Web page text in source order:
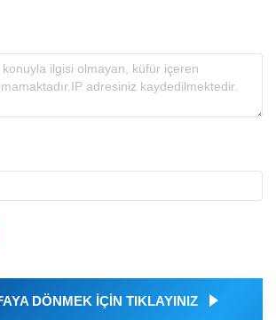
DÖNMEK İÇİN TIKLAYINIZ